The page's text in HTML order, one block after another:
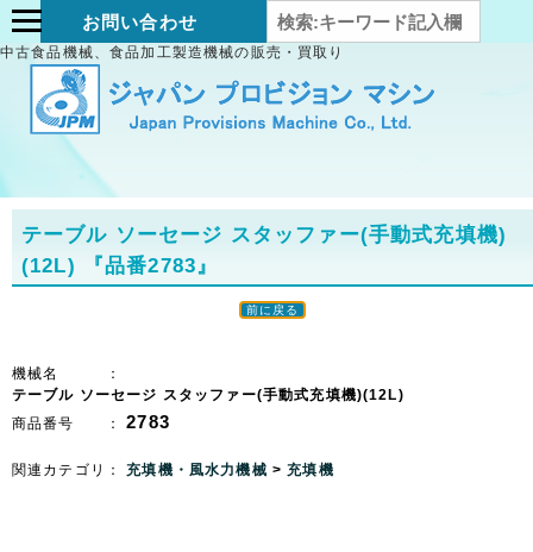
お問い合わせ
中古食品機械、食品加工製造機械の販売・買取り
テーブル ソーセージ スタッファー(手動式充填機)
(12L)
『品番2783』
前に戻る
機械名 ：
テーブル ソーセージ スタッファー(手動式充填機)(12L)
商品番号 ：2783
関連カテゴリ：充填機・風水力機械 >充填機